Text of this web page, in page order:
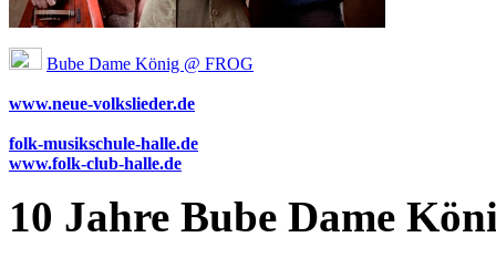
Bube Dame König @ FROG
www.neue-volkslieder.de
folk-musikschule-halle.de
www.folk-club-halle.de
10 Jahre Bube Dame